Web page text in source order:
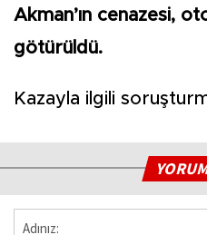
Akman’ın cenazesi,
götürüldü.
Kazayla ilgili